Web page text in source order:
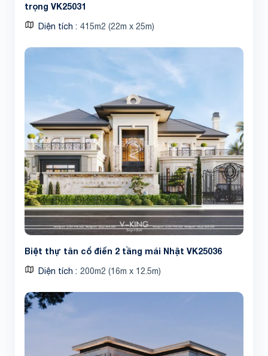
trọng VK25031
Diện tích 415m2 (22m x 25m)
Biệt thự tân cổ điển 2 tầng mái Nhật VK25036
Diện tích 200m2 (16m x 12.5m)